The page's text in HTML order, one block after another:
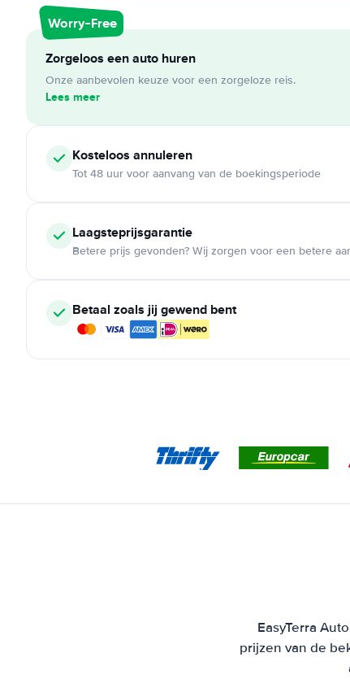
Worry-Free
Zorgeloos een auto huren
Onze aanbevolen keuze voor een zorgeloze reis.
Lees meer
Kosteloos annuleren
Tot 48 uur voor aanvang van de boekingsperiode
Laagsteprijsgarantie
Betere prijs gevonden? Wij zorgen voor een betere
Betaal zoals jij gewend bent
EasyTerra
prijzen van de